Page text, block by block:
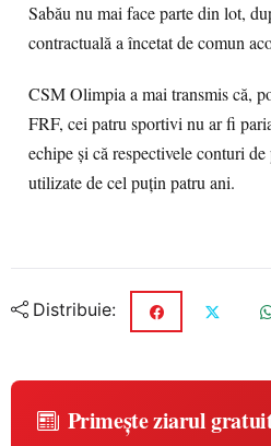
Sabău nu mai face parte din lot,
contractuală a încetat de comun
CSM Olimpia a mai transmis că,
FRF, cei patru sportivi nu ar fi
echipe și că respectivele conturi
utilizate de cel puțin patru ani.
Distribuie:
Primește ziarul